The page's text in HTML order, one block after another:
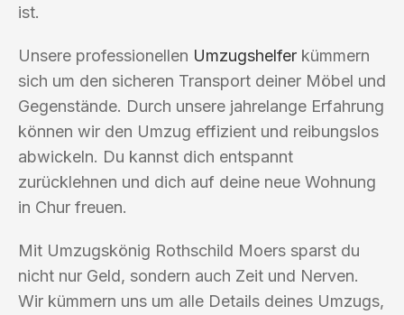
ist.
Unsere professionellen Umzugshelfer kümmern
sich um den sicheren Transport deiner Möbel und
Gegenstände. Durch unsere jahrelange Erfahrung
können wir den Umzug effizient und reibungslos
abwickeln. Du kannst dich entspannt
zurücklehnen und dich auf deine neue Wohnung
in Chur freuen.
Mit Umzugskönig Rothschild Moers sparst du
nicht nur Geld, sondern auch Zeit und Nerven.
Wir kümmern uns um alle Details deines Umzugs,